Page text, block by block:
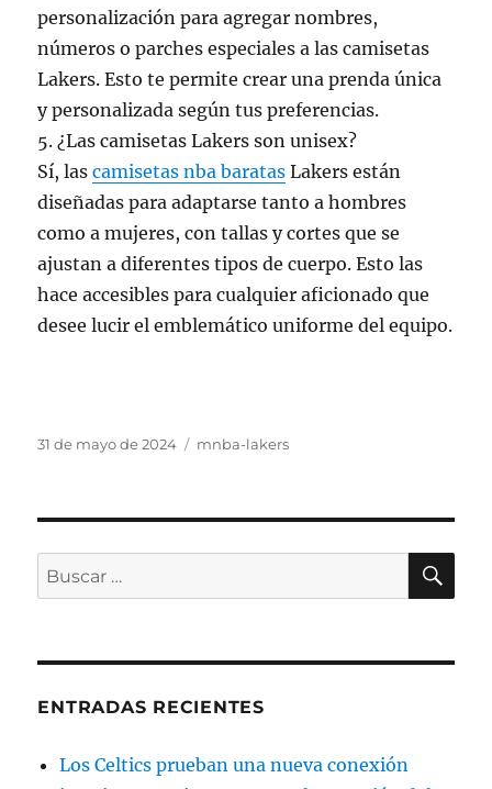
personalización para agregar nombres,
números o parches especiales a las camisetas
Lakers. Esto te permite crear una prenda única
y personalizada según tus preferencias.
5. ¿Las camisetas Lakers son unisex?
Sí, lascamisetas nba baratas Lakers están
diseñadas para adaptarse tanto a hombres
como a mujeres, con tallas y cortes que se
ajustan a diferentes tipos de cuerpo. Esto las
hace accesibles para cualquier aficionado que
desee lucir el emblemático uniforme del equipo.
Publicado
31 de mayo de 2024 Categorías
mnba-lakers
Buscar
por:
ENTRADAS RECIENTES
Los Celtics prueban una nueva conexión